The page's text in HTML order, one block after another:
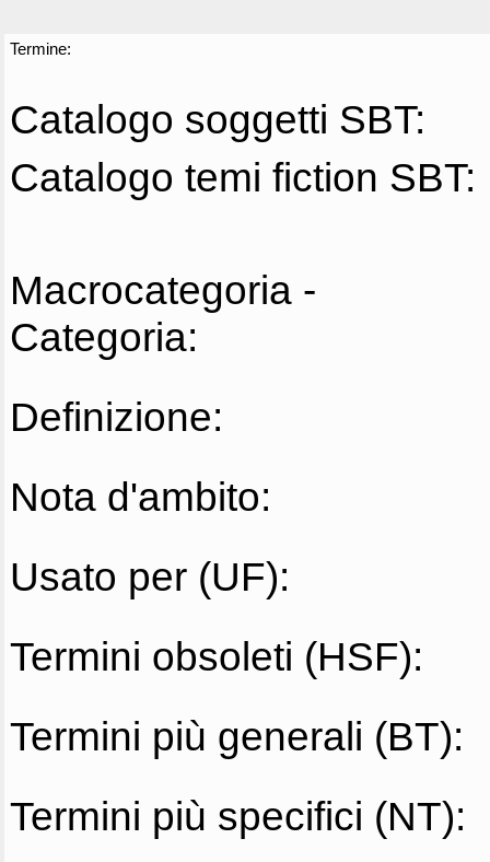
Termine:
Catalogo soggetti SBT:
Catalogo temi fiction SBT:
Macrocategoria -
Categoria:
Definizione:
Nota d'ambito:
Usato per (UF):
Termini obsoleti (HSF):
Termini più generali (BT):
Termini più specifici (NT):